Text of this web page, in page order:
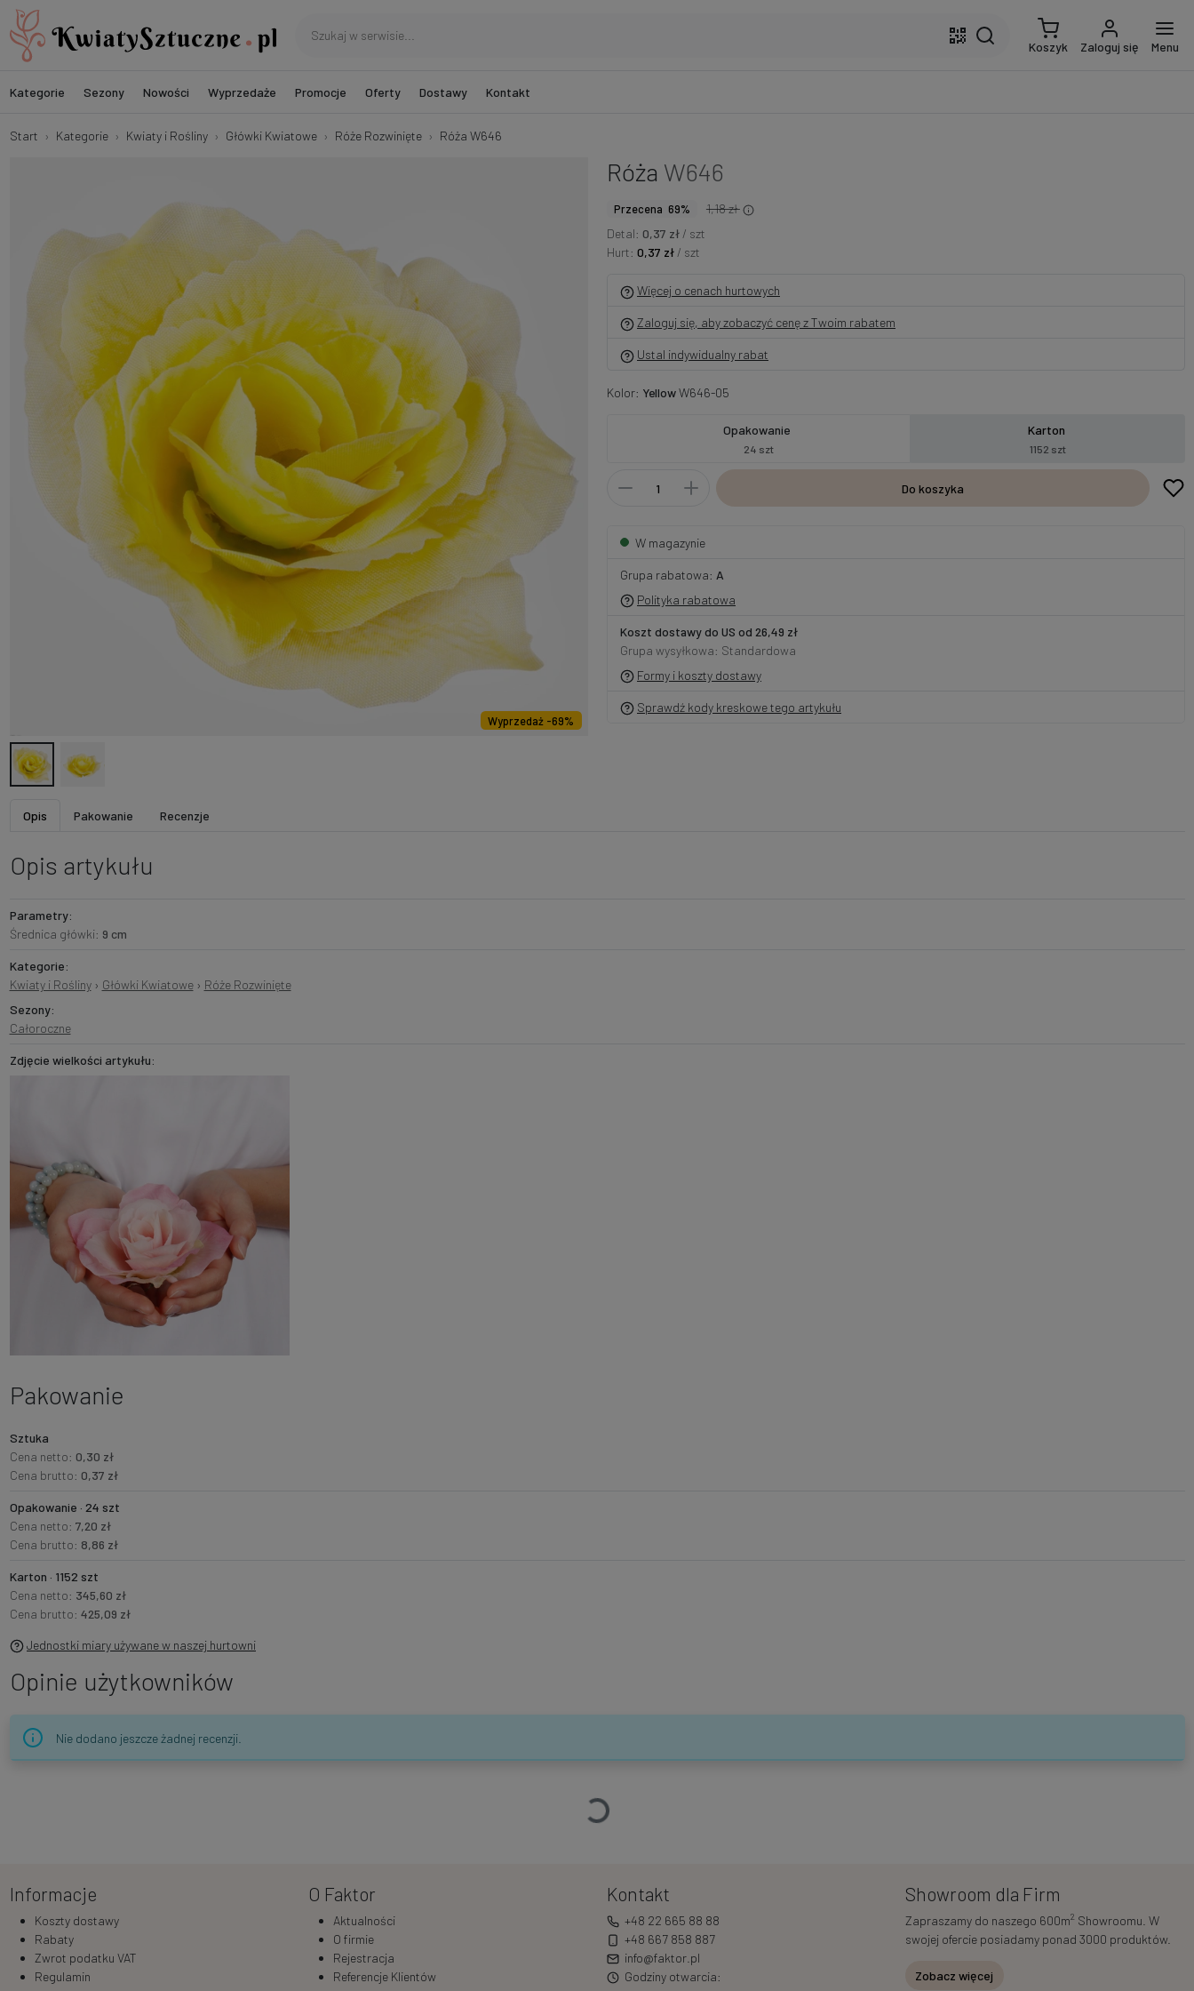
Koszyk Zaloguj się Menu
Kategorie Sezony Nowości Wyprzedaże Promocje Oferty Dostawy Kontakt
Start Kategorie Kwiaty i Rośliny Główki Kwiatowe Róże Rozwinięte Róża W646
Wyprzedaż -69%
Róża W646
Przecena 69%
1,18 zł
Detal: 0,37 zł/ szt
Hurt: 0,37 zł/ szt
Więcej o cenach hurtowych
Zaloguj się, aby zobaczyć cenę z Twoim rabatem
Ustal indywidualny rabat
Kolor: YellowW646-05
Opakowanie
24 szt
Karton
1152 szt
Do koszyka
W magazynie
Grupa rabatowa: A
Polityka rabatowa
Koszt dostawy do US od 26,49 zł
Grupa wysyłkowa: Standardowa
Formy i koszty dostawy
Sprawdź kody kreskowe tego artykułu
Opis Pakowanie Recenzje
Opis artykułu
Parametry:
Średnica główki: 9 cm
Kategorie:
Kwiaty i Rośliny› Główki Kwiatowe› Róże Rozwinięte
Sezony:
Całoroczne
Zdjęcie wielkości artykułu:
Pakowanie
Sztuka
Cena netto: 0,30 zł
Cena brutto: 0,37 zł
Opakowanie · 24 szt
Cena netto: 7,20 zł
Cena brutto: 8,86 zł
Karton · 1152 szt
Cena netto: 345,60 zł
Cena brutto: 425,09 zł
Jednostki miary używane w naszej hurtowni
Opinie użytkowników
Nie dodano jeszcze żadnej recenzji.
Ładowanie…
Informacje
Koszty dostawy
Rabaty
Zwrot podatku VAT
Regulamin
O Faktor
Aktualności
O firmie
Rejestracja
Referencje Klientów
Kontakt
+48 22 665 88 88
+48 667 858 887
info@faktor.pl
Godziny otwarcia:
Showroom dla Firm
Zapraszamy do naszego 600m2 Showroomu. W
swojej ofercie posiadamy ponad 3000 produktów.
Zobacz więcej